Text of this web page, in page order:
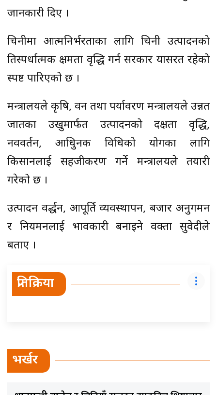
जानकारी दिए ।
चिनीमा आत्मनिर्भरताका लागि चिनी उत्पादनको
प्रतिस्पर्धात्मक क्षमता वृद्धि गर्न सरकार प्रयासरत रहेको
स्पष्ट पारिएको छ ।
मन्त्रालयले कृषि, वन तथा पर्यावरण मन्त्रालयले उन्नत
जातका उखुमार्फत उत्पादनको दक्षता वृद्धि,
नवप्रवर्तन, आधुिनक प्रविधिको प्रयोगका लागि
किसानलाई सहजीकरण गर्ने मन्त्रालयले तयारी
गरेको छ ।
उत्पादन प्रवर्द्धन, आपूर्ति व्यवस्थापन, बजार अनुगमन
र नियमनलाई प्रभावकारी बनाइने प्रवक्ता सुवेदीले
बताए ।
प्रतिक्रिया
भर्खर